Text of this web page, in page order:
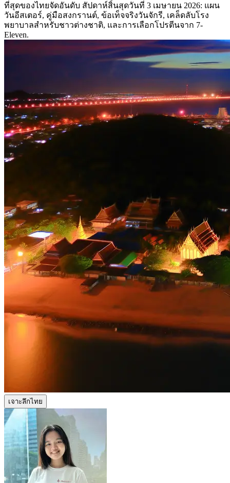
ที่สุดของไทยจัดอันดับ สัปดาห์สิ้นสุดวันที่ 3 เมษายน 2026: แผน
วันอีสเตอร์, คู่มือสงกรานต์, ข้อเท็จจริงวันจักรี, เคล็ดลับโรง
พยาบาลสำหรับชาวต่างชาติ, และการเลือกโปรตีนจาก 7-
Eleven.
เจาะลึกไทย